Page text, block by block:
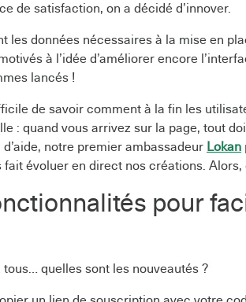
de satisfaction, on a décidé d’innover.
les données nécessaires à la mise en
à l’idée d’améliorer encore
lancés !
de savoir comment à la fin les
: quand vous arrivez sur la page, tout
notre premier ambassadeur Lokan
évoluer en direct nos créations. Alors,
pour
quelles sont les nouveautés ?